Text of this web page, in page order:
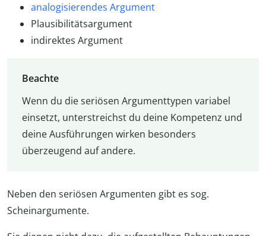
analogisierendes Argument
Plausibilitätsargument
indirektes Argument
Beachte
Wenn du die seriösen Argumenttypen variabel
einsetzt, unterstreichst du deine Kompetenz und
deine Ausführungen wirken besonders
überzeugend auf andere.
Neben den seriösen Argumenten gibt es sog.
Scheinargumente.